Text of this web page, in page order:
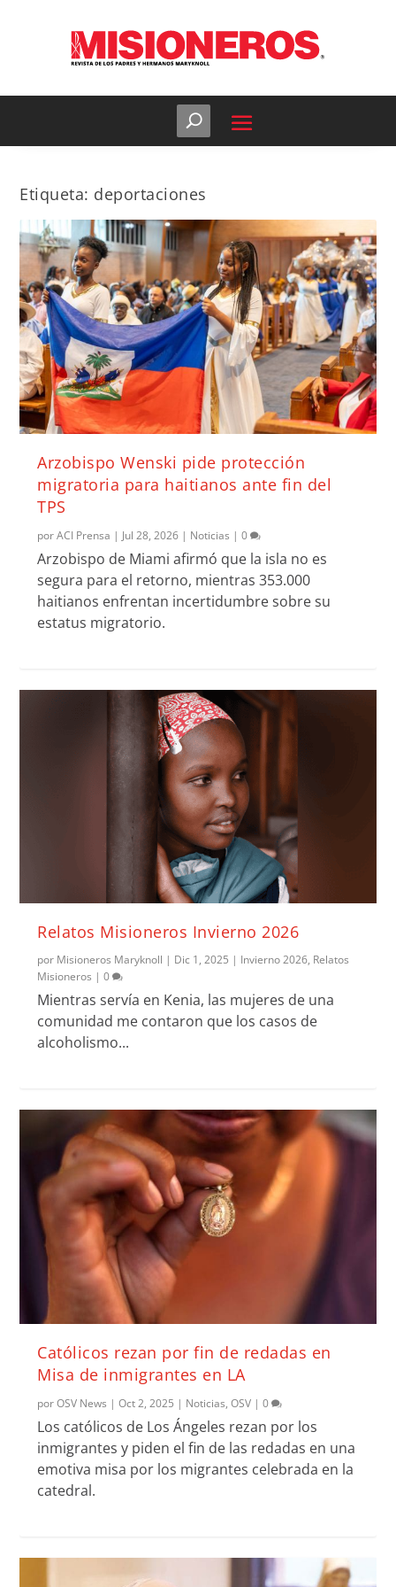
Etiqueta: deportaciones
Arzobispo Wenski pide protección
migratoria para haitianos ante fin del
TPS
porACI Prensa | Jul 28, 2026 | Noticias |0
Arzobispo de Miami afirmó que la isla no es
segura para el retorno, mientras 353.000
haitianos enfrentan incertidumbre sobre su
estatus migratorio.
Relatos Misioneros Invierno 2026
por Misioneros Maryknoll | Dic 1, 2025 | Invierno 2026, Relatos
Misioneros |0
Mientras servía en Kenia, las mujeres de una
comunidad me contaron que los casos de
alcoholismo...
Católicos rezan por fin de redadas en
Misa de inmigrantes en LA
porOSV News |Oct 2, 2025 | Noticias,OSV |0
Los católicos de Los Ángeles rezan por los
inmigrantes y piden el fin de las redadas en una
emotiva misa por los migrantes celebrada en la
catedral.